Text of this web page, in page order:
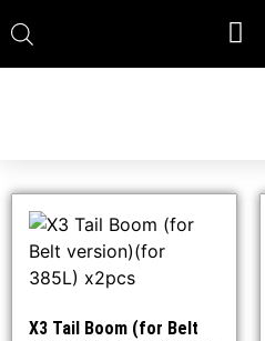
X3 Tail Boom (for Belt